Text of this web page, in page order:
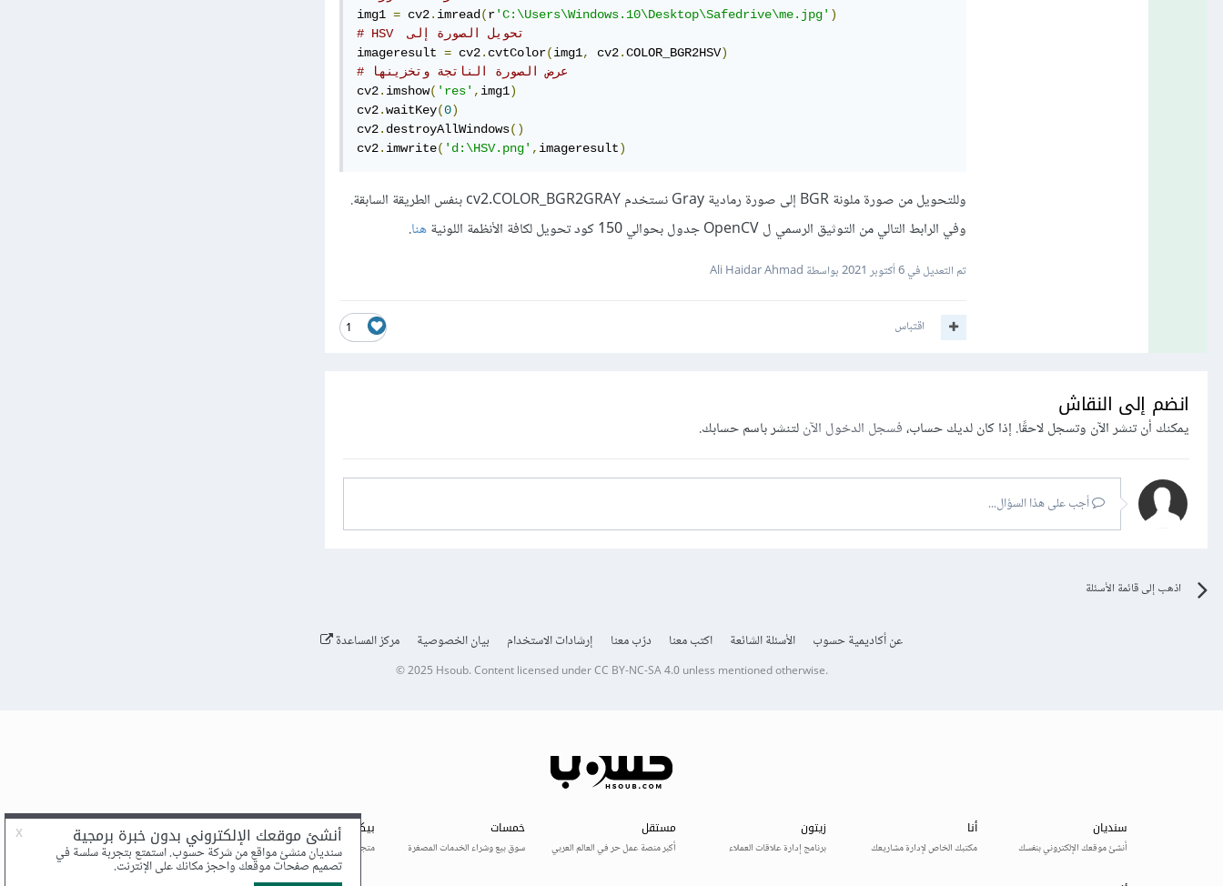
img1 = cv2. imread(r'C:\Users\Windows.10\Desktop\Safedrive\me.jpg' )
imageresult = cv2. cvtColor(img1, cv2.COLOR_BGR2HSV)
# عرض الصورة الناتجة وتخزينها
cv2. imshow( 'res' , img1)
cv2.waitKey(0)
cv2. destroyAllWindows()
cv2. imwrite( 'd:\HSV.png' , imageresult)
وللتحويل من صورة ملونة BGR إلى صورة رمادية Gray نستخدم cv2.COLOR_BGR2GRAY بنفس الطريقة السابقة.
وفي الرابط التالي من التوثيق الرسمي ل OpenCV جدول بحوالي 150 كود تحويل لكافة الأنظمة اللونية
هنا.
تم التعديل في6 أكتوبر 2021 بواسطة Ali Haidar Ahmad
1 اقتباس
انضم إلى النقاش
يمكنك أن تنشر الآن وتسجل لاحقًا. إذا كان لديك حساب،فسجل الدخول الآنلتنشر باسم حسابك.
أجب على هذا السؤال...
اذهب إلى قائمة الأسئلة
عن أكاديمية حسوب الأسئلة الشائعة اكتب معنا درّب معنا إرشادات الاستخدام بيان الخصوصية مركز المساعدة
© 2025 Hsoub.Content licensed underCC BY-NC-SA 4.0unless mentioned otherwise.